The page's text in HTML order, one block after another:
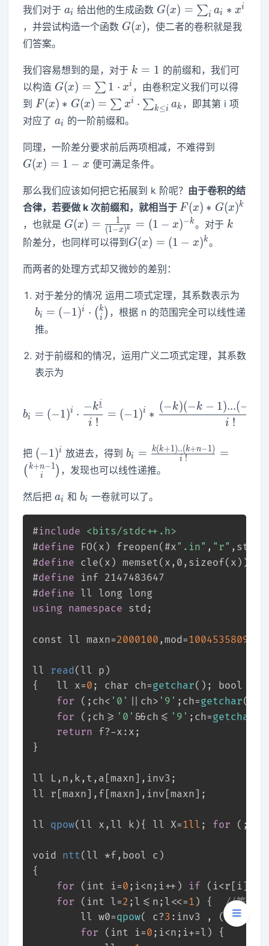
我们对于a_i
ai 给出他的生成函数 G(x)=\sum_i
a_i*x^i
G(x) = ∑i ai ∗ xi
，并尝试构造一个函数 G(x)
G(x)，使二者的卷积就是我
们答案。
我们容易想到的是，对于 k=1
k = 1 的前缀和，我们可
以构造 G(x)=\sum
1\cdot x^i
G(x) = ∑ 1 ⋅ xi ，由卷积定义我们可以得
到 F(x)*G(x)=\sum
x^i\cdot
\sum_{k\leq i}
a_k
F (x) ∗ G(x) = ∑ xi ⋅ ∑k≤i ak ，即其第 i 项
对应了a_i
ai 的一阶前缀和。
同理，一阶差分要求前后两项相减，不难得到
G(x) = 1 − x 便可满足条件。
那么我们应该如何把它拓展到 k 阶呢？ 由于卷积的结
合律，若要做 k 次前缀和，就相当于 F(x)*G(x)^k
F (x) ∗ G(x)k
，也就是 G(x)=\frac{1}
{(1-x)^k}=(1-
x)^{-k}
G(x) = (1−x)k
1 = (1 − x)−k。对于 k
k
阶差分，也同样可以得到 G(x)=
x)^k
G(x) = (1 − x)k。
而两者的处理方式却又微妙的差别：
对于差分的情况 运用二项式定理，其系数表示为
(-
bi = (−1)i ⋅ ( i
k ) ，根据 n 的范围完全可以线性递
推。
对于前缀和的情况，运用广义二项式定理，其系数
表示为
b_i=(-1)^i\cdot \frac{-
bi = (−1)i ⋅
i !
−ki
= (−1)i ∗
i !
(−k)(−k − 1)...(−
把 (-1)^i
(−1)i 放进去，得到b_i=\frac{k(k+1)..
(k+n-1)}
{i~!}=\binom{k+n-
1}{i}
bi = i !
k(k+1)..(k+n−1) =
( i
k+n−1) ，发现也可以线性递推。
然后把a_i
ai 和b_i
bi 一卷就可以了。
#include <bits/stdc++.h>
#define FO(x) freopen(#x".in" , "r"
#define cle(x) memset(x,0,sizeof(x))
#define inf 2147483647
#define ll long long
using namespace std;
const ll maxn=2000100 ,mod=1004535809
ll read (ll p)
{	ll x=0 ; char ch=getchar(); bool
for (;ch< '0' ||ch> '9' ;ch=getchar())
for (;ch>= '0' &&ch<= '9' ;ch=getchar
return f?-x:x;
}
ll L,n,k,t,a[maxn],inv3;
ll r[maxn],f[maxn],inv[maxn];
ll qpow(ll x,ll k) { ll X=1ll ; for
void ntt(ll *f, bool
c)
{
for ( int i=0 ;i<n;i++) if (i<r[i])
for ( int l=2 ;l<=n;l<<=1 ) { //等于号
		ll w0=
qpow( c?3 :inv3 , (mod
for ( int i=0 ;i<n;i+=l) {